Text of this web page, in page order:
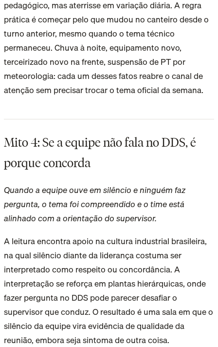
pedagógico, mas aterrisse em variação diária. A regra
prática é começar pelo que mudou no canteiro desde o
turno anterior, mesmo quando o tema técnico
permaneceu. Chuva à noite, equipamento novo,
terceirizado novo na frente, suspensão de PT por
meteorologia: cada um desses fatos reabre o canal de
atenção sem precisar trocar o tema oficial da semana.
Mito 4: Se a equipe não fala no DDS, é
porque concorda
Quando a equipe ouve em silêncio e ninguém faz
pergunta, o tema foi compreendido e o time está
alinhado com a orientação do supervisor.
A leitura encontra apoio na cultura industrial brasileira,
na qual silêncio diante da liderança costuma ser
interpretado como respeito ou concordância. A
interpretação se reforça em plantas hierárquicas, onde
fazer pergunta no DDS pode parecer desafiar o
supervisor que conduz. O resultado é uma sala em que o
silêncio da equipe vira evidência de qualidade da
reunião, embora seja sintoma de outra coisa.